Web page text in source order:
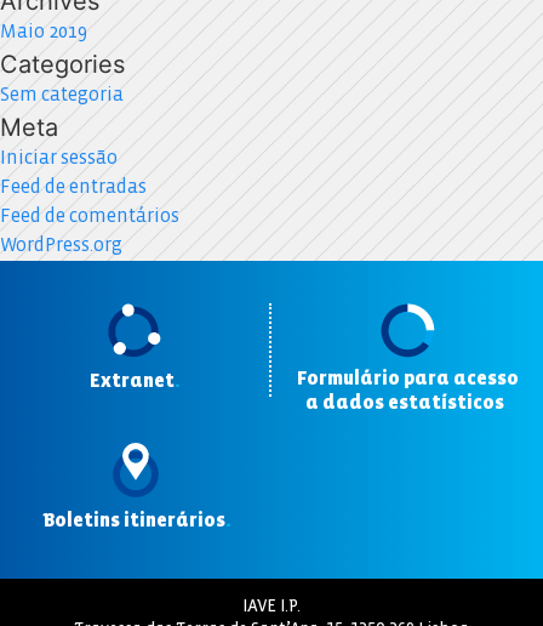
Maio 2019
Categories
Sem categoria
Meta
Iniciar sessão
Feed de entradas
Feed de comentários
WordPress.org
Extranet.
Formulário para acesso
a dados estatísticos
Boletins itinerários.
IAVE I.P.